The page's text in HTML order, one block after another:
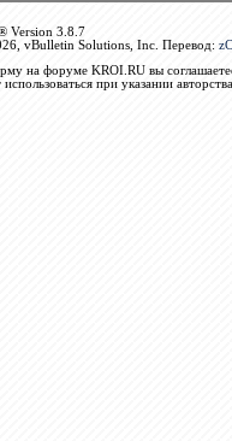
Version 3.8.7
vBulletin Solutions, Inc. Перевод:
на форуме KROI.RU вы
при указании